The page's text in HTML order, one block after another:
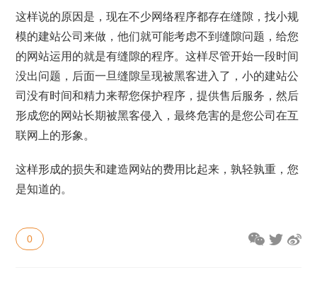
这样说的原因是，现在不少网络程序都存在缝隙，找小规
模的建站公司来做，他们就可能考虑不到缝隙问题，给您
的网站运用的就是有缝隙的程序。这样尽管开始一段时间
没出问题，后面一旦缝隙呈现被黑客进入了，小的建站公
司没有时间和精力来帮您保护程序，提供售后服务，然后
形成您的网站长期被黑客侵入，最终危害的是您公司在互
联网上的形象。
这样形成的损失和建造网站的费用比起来，孰轻孰重，您
是知道的。
0